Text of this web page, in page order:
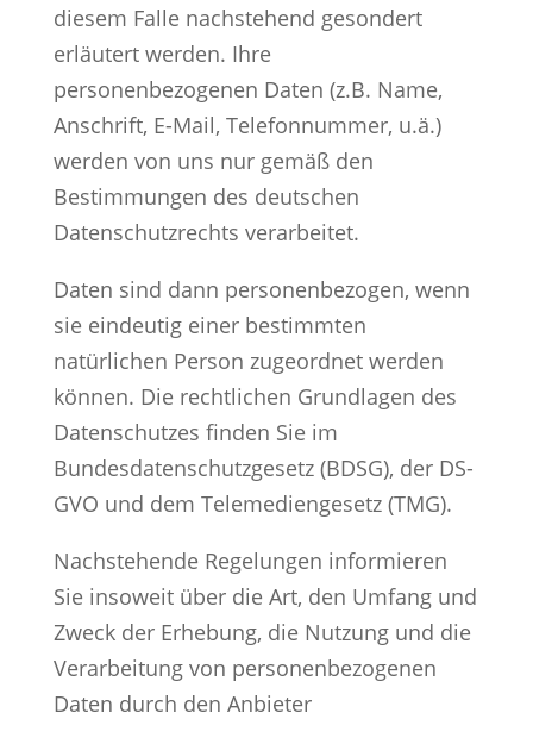
diesem Falle nachstehend gesondert
erläutert werden. Ihre
personenbezogenen Daten (z.B. Name,
Anschrift, E-Mail, Telefonnummer, u.ä.)
werden von uns nur gemäß den
Bestimmungen des deutschen
Datenschutzrechts verarbeitet.
Daten sind dann personenbezogen, wenn
sie eindeutig einer bestimmten
natürlichen Person zugeordnet werden
können. Die rechtlichen Grundlagen des
Datenschutzes finden Sie im
Bundesdatenschutzgesetz (BDSG), der DS-
GVO und dem Telemediengesetz (TMG).
Nachstehende Regelungen informieren
Sie insoweit über die Art, den Umfang und
Zweck der Erhebung, die Nutzung und die
Verarbeitung von personenbezogenen
Daten durch den Anbieter